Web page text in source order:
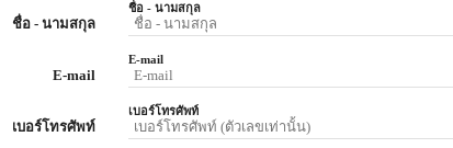
ชื่อ - นามสกุล
E-mail
เบอร์โทรศัพท์
ชื่อ - นามสกุล
E-mail
เบอร์โทรศัพท์